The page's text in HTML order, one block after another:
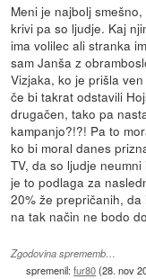
Meni je najbolj
krivi pa so ljudje. Kaj
ima volilec ali stranka
sam Janša z
Vizjaka, ko je prišla
če bi takrat odstavili
drugačen, tako pa
kampanjo?!?! Pa to
ko bi moral danes
TV, da so ljudje
je to podlaga za
20% že prepričanih,
na tak način ne bodo
Zgodovina sprememb…
spremenil:fur80(28. nov